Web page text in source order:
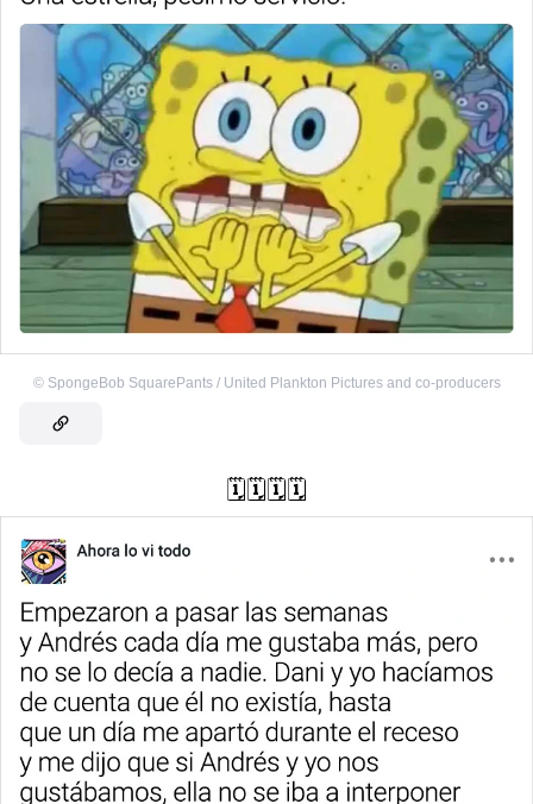
© SpongeBob SquarePants / United Plankton Pictures and co-producers
🗓️🗓️🗓️🗓️